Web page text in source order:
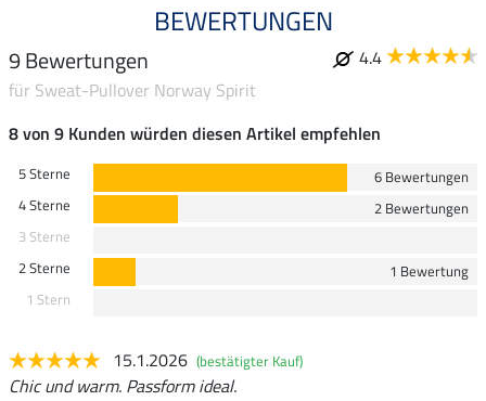
BEWERTUNGEN
9 Bewertungen
4.4
für Sweat-Pullover Norway Spirit
8 von 9 Kunden würden diesen Artikel empfehlen
5 Sterne
6 Bewertungen
4 Sterne
2 Bewertungen
3 Sterne
2 Sterne
1 Bewertung
1 Stern
15.1.2026 (bestätigter Kauf)
Chic und warm. Passform ideal.